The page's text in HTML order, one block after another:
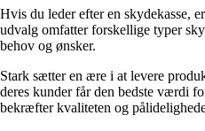
Hvis du leder efter en skydekasse,
udvalg omfatter forskellige typer
behov og ønsker.
Stark sætter en ære i at levere
deres kunder får den bedste værdi
bekræfter kvaliteten og